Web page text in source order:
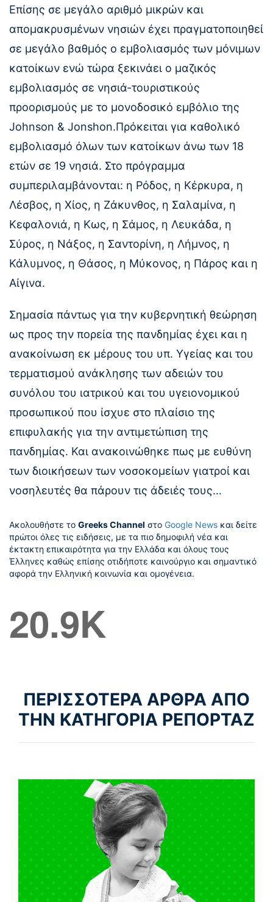
Επίσης σε μεγάλο αριθμό μικρών και
απομακρυσμένων νησιών έχει πραγματοποιηθεί
σε μεγάλο βαθμός ο εμβολιασμός των μόνιμων
κατοίκων ενώ τώρα ξεκινάει ο μαζικός
εμβολιασμός σε νησιά-τουριστικούς
προορισμούς με το μονοδοσικό εμβόλιο της
Johnson & Jonshon.Πρόκειται για καθολικό
εμβολιασμό όλων των κατοίκων άνω των 18
ετών σε 19 νησιά. Στο πρόγραμμα
συμπεριλαμβάνονται: η Ρόδος, η Κέρκυρα, η
Λέσβος, η Χίος, η Ζάκυνθος, η Σαλαμίνα, η
Κεφαλονιά, η Κως, η Σάμος, η Λευκάδα, η
Σύρος, η Νάξος, η Σαντορίνη, η Λήμνος, η
Κάλυμνος, η Θάσος, η Μύκονος, η Πάρος και η
Αίγινα.
Σημασία πάντως για την κυβερνητική θεώρηση
ως προς την πορεία της πανδημίας έχει και η
ανακοίνωση εκ μέρους του υπ. Υγείας και του
τερματισμού ανάκλησης των αδειών του
συνόλου του ιατρικού και του υγειονομικού
προσωπικού που ίσχυε στο πλαίσιο της
επιφυλακής για την αντιμετώπιση της
πανδημίας. Και ανακοινώθηκε πως με ευθύνη
των διοικήσεων των νοσοκομείων γιατροί και
νοσηλευτές θα πάρουν τις άδειές τους…
Ακολουθήστε το Greeks Channel στο Google News και δείτε
πρώτοι όλες τις ειδήσεις, με τα πιο δημοφιλή νέα και
έκτακτη επικαιρότητα για την Ελλάδα και όλους τους
Έλληνες καθώς επίσης οτιδήποτε καινούργιο και σημαντικό
αφορά την Ελληνική κοινωνία και ομογένεια.
20.9K
ΠΕΡΙΣΣΟΤΕΡΑ ΑΡΘΡΑ ΑΠΟ
ΤΗΝ ΚΑΤΗΓΟΡΙΑ ΡΕΠΟΡΤΑΖ